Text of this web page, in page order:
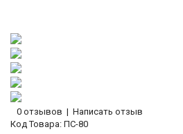
0 отзывов | Написать отзыв
Код Товара: ПС-80